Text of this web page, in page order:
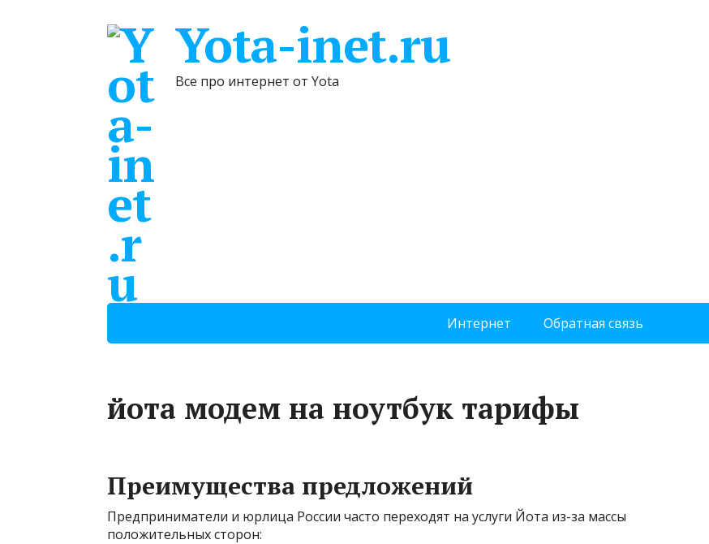
Yota-inet.ru
Все про интернет от Yota
Интернет Обратная связь
йота модем на ноутбук тарифы
Преимущества предложений
Предприниматели и юрлица России часто переходят на услуги Йота из-за массы
положительных сторон: